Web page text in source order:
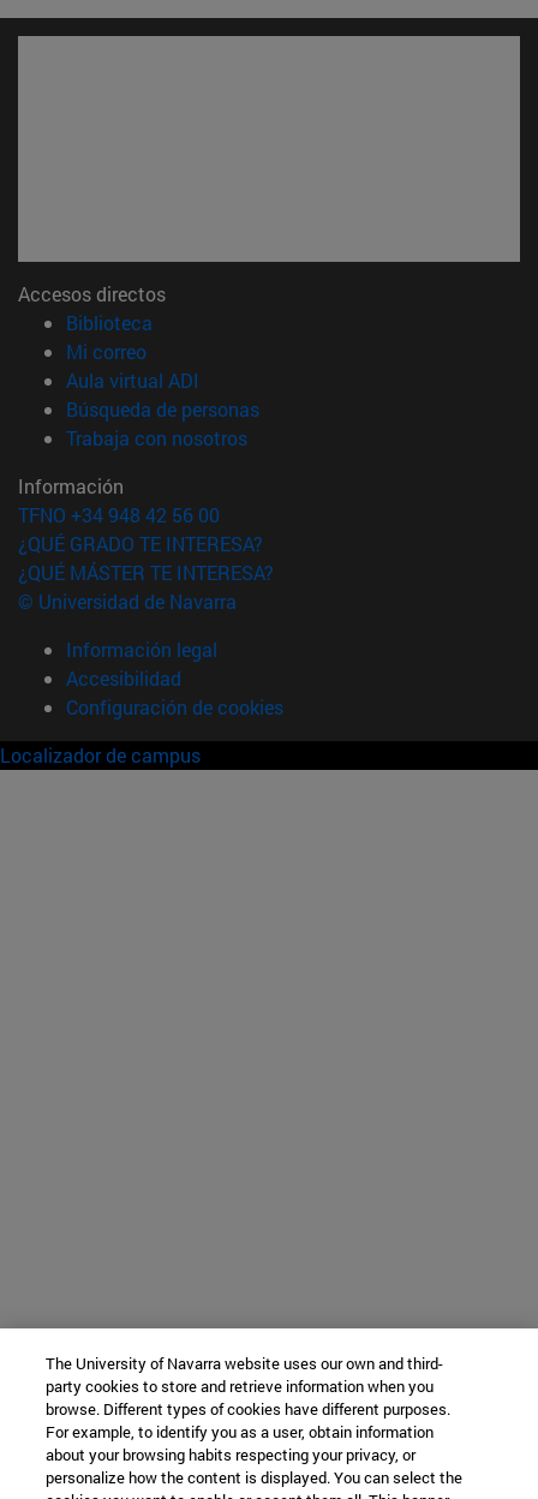
Accesos directos
Biblioteca
Mi correo(abre en nueva ventana)
Aula virtual ADI
Búsqueda de personas(abre en nueva ventana)
Trabaja con nosotros(abre en nueva ventana)
Información
TFNO +34 948 42 56 00
¿QUÉ GRADO TE INTERESA?
¿QUÉ MÁSTER TE INTERESA?
© Universidad de Navarra
Información legal
Accesibilidad
Configuración de cookies
Localizador de campus
The University of Navarra website uses our own and third-
party cookies to store and retrieve information when you
browse. Different types of cookies have different purposes.
For example, to identify you as a user, obtain information
about your browsing habits respecting your privacy, or
personalize how the content is displayed. You can select the